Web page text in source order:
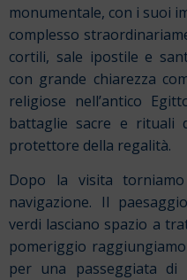
monumentale, con i suoi
complesso
cortili, sale ipostile e
con grande chiarezza
religiose nell’antico
battaglie sacre e rituali
protettore della regalità.
Dopo la visita
navigazione. Il
verdi lasciano spazio a
pomeriggio
per una passeggiata di